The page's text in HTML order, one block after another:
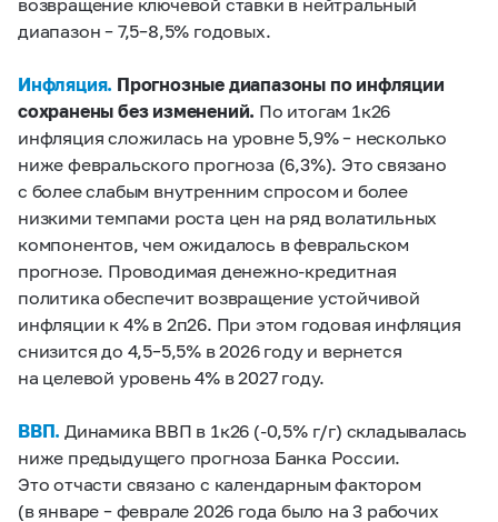
диапазон – 7,5–8,5% годовых.
Инфляция. Прогнозные диапазоны по инфляции
сохранены без изменений. По итогам 1к26
инфляция сложилась на уровне 5,9% – несколько
ниже февральского прогноза (6,3%). Это связано
с более слабым внутренним спросом и более
низкими темпами роста цен на ряд волатильных
компонентов, чем ожидалось в февральском
прогнозе. Проводимая денежно-кредитная
политика обеспечит возвращение устойчивой
инфляции к 4% в 2п26. При этом годовая инфляция
снизится до 4,5–5,5% в 2026 году и вернется
на целевой уровень 4% в 2027 году.
ВВП. Динамика ВВП в 1к26 (-0,5% г/г) складывалась
ниже предыдущего прогноза Банка России.
Это отчасти связано с календарным фактором
(в январе – феврале 2026 года было на 3 рабочих